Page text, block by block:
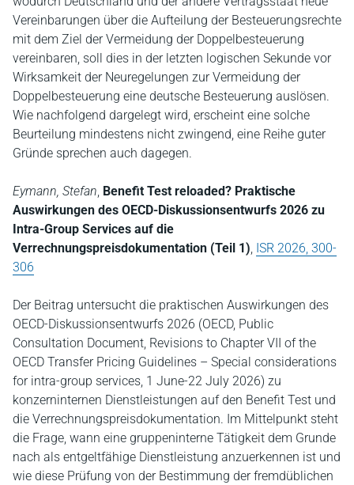
Vereinbarungen über die Aufteilung der Besteuerungsrechte
mit dem Ziel der Vermeidung der Doppelbesteuerung
vereinbaren, soll dies in der letzten logischen Sekunde vor
Wirksamkeit der Neuregelungen zur Vermeidung der
Doppelbesteuerung eine deutsche Besteuerung auslösen.
Wie nachfolgend dargelegt wird, erscheint eine solche
Beurteilung mindestens nicht zwingend, eine Reihe guter
Gründe sprechen auch dagegen.
Eymann, Stefan, Benefit Test reloaded? Praktische
Auswirkungen des OECD-Diskussionsentwurfs 2026 zu
Intra-Group Services auf die
Verrechnungspreisdokumentation (Teil 1), ISR 2026, 300-
306
Der Beitrag untersucht die praktischen Auswirkungen des
OECD-Diskussionsentwurfs 2026 (OECD, Public
Consultation Document, Revisions to Chapter VII of the
OECD Transfer Pricing Guidelines – Special considerations
for intra-group services, 1 June-22 July 2026) zu
konzerninternen Dienstleistungen auf den Benefit Test und
die Verrechnungspreisdokumentation. Im Mittelpunkt steht
die Frage, wann eine gruppeninterne Tätigkeit dem Grunde
nach als entgeltfähige Dienstleistung anzuerkennen ist und
wie diese Prüfung von der Bestimmung der fremdüblichen